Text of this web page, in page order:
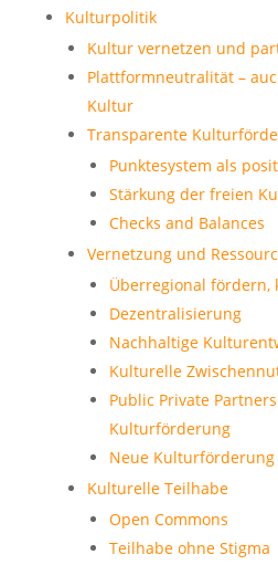
Kulturpolitik
Kultur vernetzen und
Plattformneutralität –
Kultur
Transparente
Punktesystem als
Stärkung der freien
Checks and Balances
Vernetzung und
Überregional fördern,
Dezentralisierung
Nachhaltige
Kulturelle
Public Private
Kulturförderung
Neue Kulturförderung
Kulturelle Teilhabe
Open Commons
Teilhabe ohne Stigma